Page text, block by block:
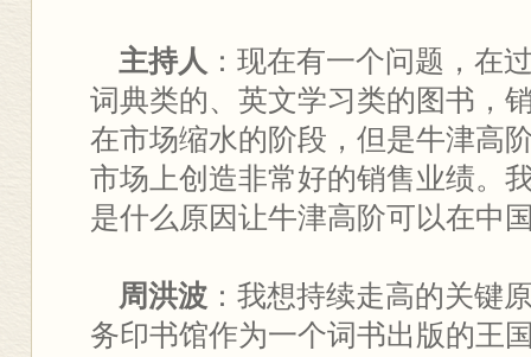
主持人 ：现在有一个问题，在
词典类的、英文学习类的图书，
在市场缩水的阶段，但是牛津高
市场上创造非常好的销售业绩。
是什么原因让牛津高阶可以在中
周洪波 ：我想持续走高的关键
务印书馆作为一个词书出版的王